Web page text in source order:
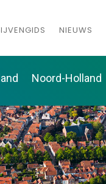
NIEUWS
Noord-Holland